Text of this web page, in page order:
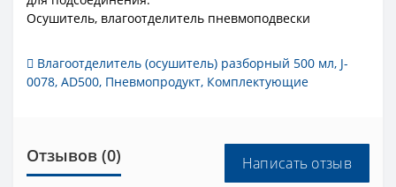
Осушитель, влагоотделитель пневмоподвески
Влагоотделитель (осушитель) разборный 500 мл, J-
0078, AD500, Пневмопродукт, Комплектующие
Отзывов (0) Написать отзыв